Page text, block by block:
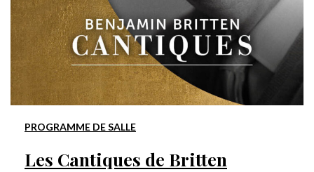
Les Cantiques de Britten
PROGRAMME DE SALLE